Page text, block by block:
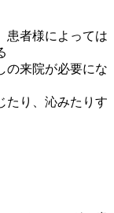
患者様によっては
の来院が必要にな
たり、沁みたりす